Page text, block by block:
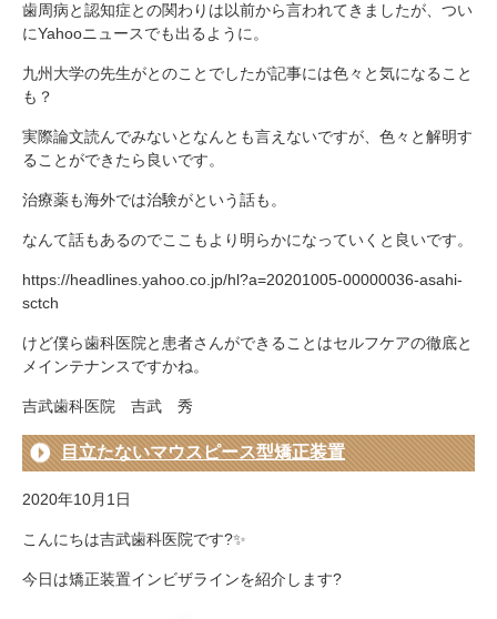
歯周病と認知症との関わりは以前から言われてきましたが、つい
にYahooニュースでも出るように。
九州大学の先生がとのことでしたが記事には色々と気になること
も？
実際論文読んでみないとなんとも言えないですが、色々と解明す
ることができたら良いです。
治療薬も海外では治験がという話も。
なんて話もあるのでここもより明らかになっていくと良いです。
https://headlines.yahoo.co.jp/hl?a=20201005-00000036-asahi-
sctch
けど僕ら歯科医院と患者さんができることはセルフケアの徹底と
メインテナンスですかね。
吉武歯科医院 吉武 秀
目立たないマウスピース型矯正装置
2020年10月1日
こんにちは吉武歯科医院です?✨
今日は矯正装置インビザラインを紹介します?